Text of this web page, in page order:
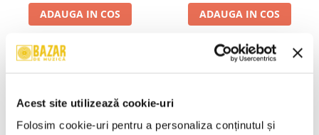
Acest site utilizează cookie-uri
Folosim cookie-uri pentru a personaliza conținutul și
ADAUGA IN COS ADAUGA IN COS
Unknown Artist - Povești ,
ADAUGA IN COS
Genesis - We Can't Dance,
ADAUGA IN COS